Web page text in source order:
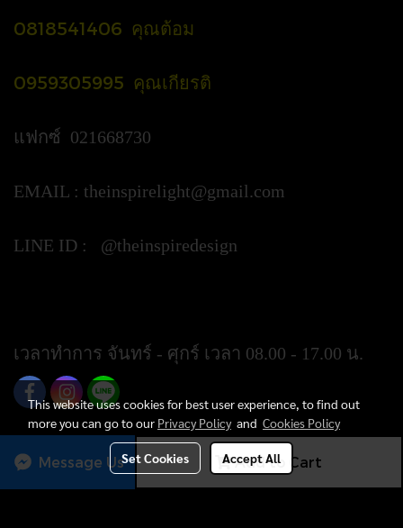
Add to Cart
Message Us
0818541406 คุณต้อม
0959305995 คุณเกียรติ
แฟกซ์ 021668730
EMAIL : theinspirelight@gmail.com
LINE ID : @theinspiredesign
เวลาทำการ จันทร์ - ศุกร์ เวลา 08.00 - 17.00 น.
This website uses cookies for best user experience, to find out
more you can go to our Privacy Policyand Cookies Policy
Set Cookies Accept All